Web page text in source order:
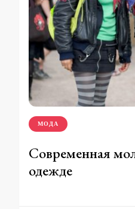
МОДА
Современная
одежде